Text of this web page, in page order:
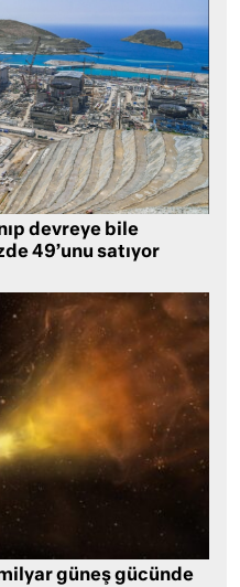
devreye bile
49’unu satıyor
güneş gücünde